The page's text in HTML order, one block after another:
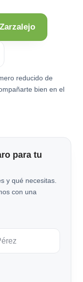
reducido de
bien en el
para tu
y qué necesitas.
con una